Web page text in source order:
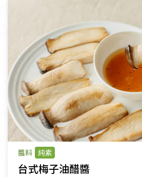
醬料 純素
台式梅子油醋醬